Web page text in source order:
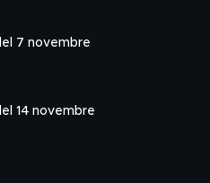
7 novembre
14 novembre